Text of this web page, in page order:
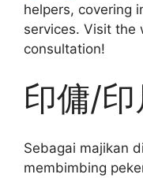
helpers, covering
services. Visit the
consultation!
印傭/印
Sebagai majikan
membimbing